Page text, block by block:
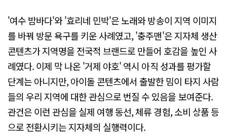
'여수 밤바다'와 '효리네 민박'은 노래와 방송이 지역 이미지
를 바꿔 방문 욕구를 키운 사례였고, '충주맨'은 지자체 생산
콘텐츠가 지역명을 전국적 브랜드로 만들어 호감을 높인 사
례였다. 이제 막 나온 '거제 야호' 역시 아직 성과를 평가할
단계는 아니지만, 아이돌 콘텐츠에서 출발한 밈이 타지 사람
들의 우리 지역에 대한 관심으로 번질 수 있음을 보여준다.
관건은 이런 관심을 실제 여행 동선, 체류 경험, 소비 상품 등
으로 전환시키는 지자체의 실행력이다.